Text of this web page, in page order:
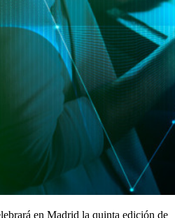
en Madrid la quinta edición de